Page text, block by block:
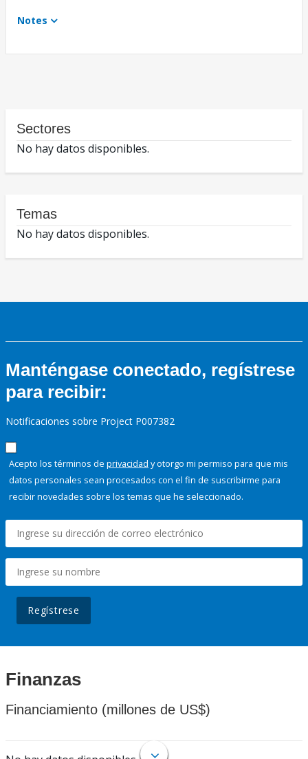
Notes
Sectores
No hay datos disponibles.
Temas
No hay datos disponibles.
Manténgase conectado, regístrese
para recibir:
Notificaciones sobre Project P007382
Acepto los términos de privacidad y otorgo mi permiso para que mis
datos personales sean procesados con el fin de suscribirme para
recibir novedades sobre los temas que he seleccionado.
Regístrese
Finanzas
Financiamiento (millones de US$)